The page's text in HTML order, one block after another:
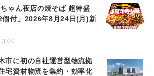
ちゃん夜店の焼そば 超特盛
個付」2026年8月24日(月)新
市に初の自社運営型物流拠
宅資材物流を集約・効率化